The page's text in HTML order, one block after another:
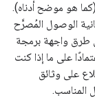
هو موضح أدناه).
الوصول المُصرَّح
طرق واجهة برمجة
على ما إذا كنت
على وثائق
المناسب.